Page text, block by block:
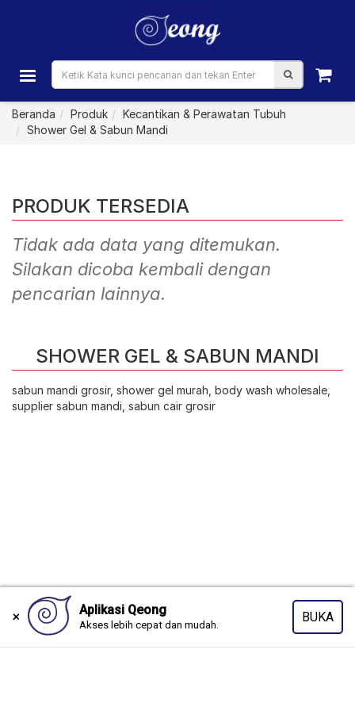
Beranda Produk
Kecantikan & Perawatan Tubuh
Shower Gel & Sabun Mandi
PRODUK TERSEDIA
Tidak ada data yang ditemukan.
Silakan dicoba kembali dengan
pencarian lainnya.
SHOWER GEL & SABUN MANDI
sabun mandi grosir, shower gel murah, body wash wholesale,
supplier sabun mandi, sabun cair grosir